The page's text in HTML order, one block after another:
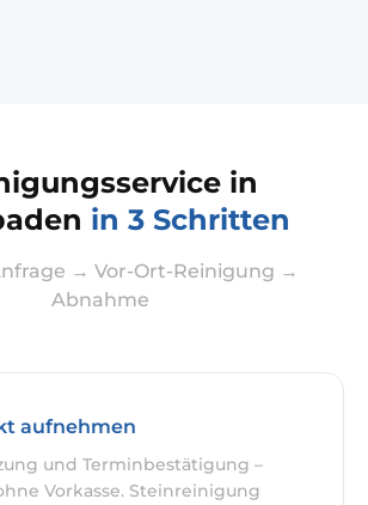
in
in 3 Schritten
→ Vor-Ort-Reinigung →
Abnahme
aufnehmen
und Terminbestätigung –
Vorkasse. Steinreinigung